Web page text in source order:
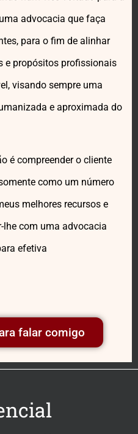
advocacia que faça
para o fim de alinhar
e propósitos profissionais
visando sempre uma
e aproximada do
é compreender o cliente
como um número
melhores recursos e
lhe com uma advocacia
efetiva
falar comigo